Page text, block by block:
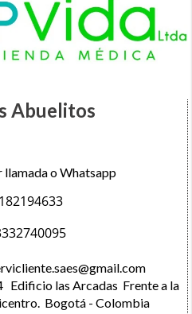
Abuelitos
o Whatsapp
Edificio las Arcadas Frente a la
Bogotá - Colombia